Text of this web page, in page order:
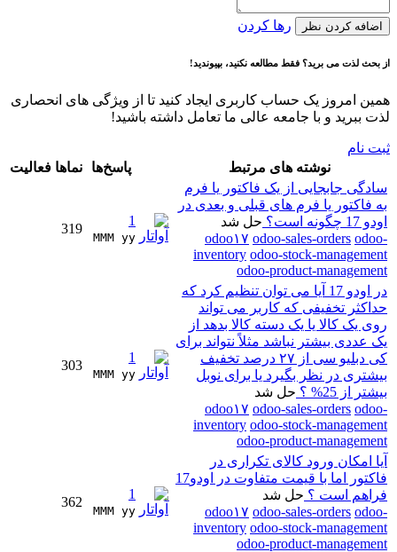
اضافه کردن نظر رها کردن
از بحث لذت می برید؟ فقط مطالعه نکنید، بپیوندید!
همین امروز یک حساب کاربری ایجاد کنید تا از ویژگی های انحصاری
لذت ببرید و با جامعه عالی ما تعامل داشته باشید!
ثبت نام
نوشته های مرتبط
پاسخ‌ها نماها فعالیت
سادگی جابجایی از یک فاکتور یا فرم
به فاکتور یا فرم های قبلی و بعدی در
اودو 17 چگونه است؟
حل شد
odoo۱۷ odoo-sales-orders odoo-
inventory odoo-stock-management
odoo-product-management
1
MMM yy
319
در اودو 17 آیا می توان تنظیم کرد که
حداکثر تخفیفی که کاربر می تواند
روی یک کالا یا یک دسته کالا بدهد از
یک عددی بیشتر نباشد مثلاً نتواند برای
کی دبلیو سی از ۲۷ درصد تخفیف
بیشتری در نظر بگیرد یا برای نوبل
بیشتر از 25% ؟
حل شد
odoo۱۷ odoo-sales-orders odoo-
inventory odoo-stock-management
odoo-product-management
1
MMM yy
303
آیا امکان ورود کالای تکراری در
فاکتور اما با قیمت متفاوت در اودو17
فراهم است ؟ حل شد
odoo۱۷ odoo-sales-orders odoo-
inventory odoo-stock-management
odoo-product-management
1
MMM yy
362